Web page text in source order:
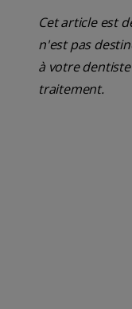
Cet article est
n'est pas
à votre
traitement.